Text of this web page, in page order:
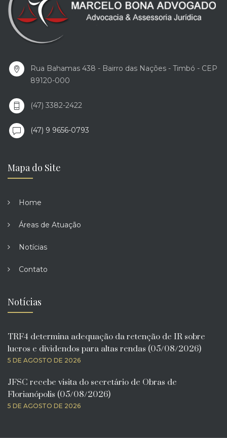
Rua Bahamas 438 - Bairro das Nações - Timbó - CEP
89120-000
(47) 3382-2422
(47) 9 9656-0793
Mapa do Site
Home
Áreas de Atuação
Notícias
Contato
Notícias
TRF4 determina adequação da retenção de IR sobre
lucros e dividendos para altas rendas (05/08/2026)
5 DE AGOSTO DE 2026
JFSC recebe visita do secretário de Obras de
Florianópolis (05/08/2026)
5 DE AGOSTO DE 2026